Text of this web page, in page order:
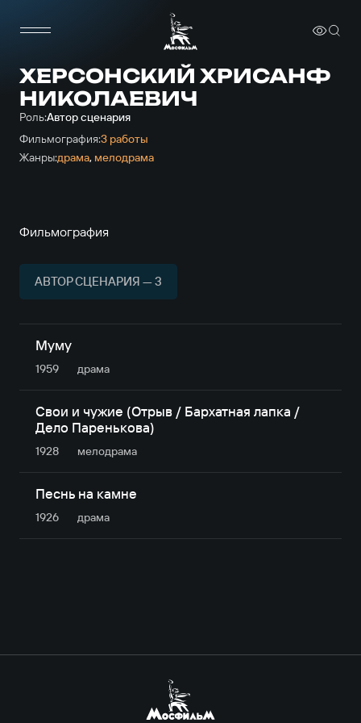
ХЕРСОНСКИЙ ХРИСАНФ
НИКОЛАЕВИЧ
Роль:Автор сценария
Фильмография:3 работы
Жанры:драма, мелодрама
Фильмография
АВТОР СЦЕНАРИЯ — 3
Муму
1959 драма
Свои и чужие (Отрыв / Бархатная лапка /
Дело Паренькова)
1928 мелодрама
Песнь на камне
1926 драма